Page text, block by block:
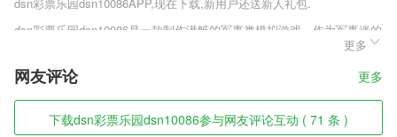
dsn彩票乐园dsn10086是一款制作潜艇的军事类模拟游戏，作为军事迷的
玩家可以参与到潜艇的制作当中去，你可以清楚地看到潜艇的每部分构造
和所需要的零件，你的任务就是在规定的时间内打造出一艘强力的潜艇，
当然在建造结束后也是需要下水进行检验的，看看各方面性能是否都达到
了标准。
dsn彩票乐园dsn10086软件特色
更多
网友评论 更多
下载dsn彩票乐园dsn10086参与网友评论互动 ( 71 条 )